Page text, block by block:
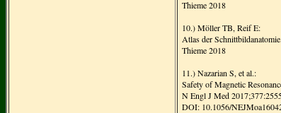
Thieme 2018
10.) Möller TB, Reif E:
Atlas der
Thieme 2018
11.) Nazarian S, et al.:
Safety of Magnetic
N Engl J Med
DOI: 10.1056/